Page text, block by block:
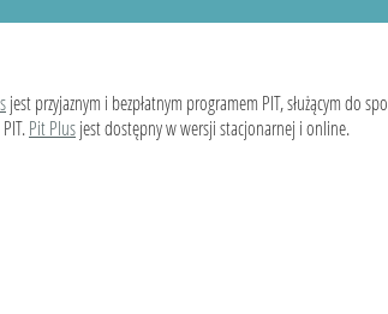
jest przyjaznym i bezpłatnym programem PIT, służącym do
Pit Plusjest dostępny w wersji stacjonarnej i online.